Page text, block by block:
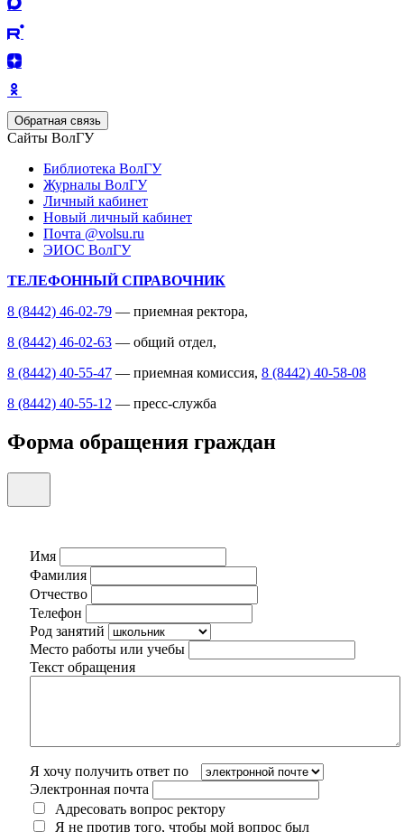
Обратная связь
Сайты ВолГУ
Библиотека ВолГУ
Журналы ВолГУ
Личный кабинет
Новый личный кабинет
Почта @volsu.ru
ЭИОС ВолГУ
ТЕЛЕФОННЫЙ СПРАВОЧНИК
8 (8442) 46-02-79 — приемная ректора,
8 (8442) 46-02-63 — общий отдел,
8 (8442) 40-55-47 — приемная комиссия, 8 (8442) 40-58-08
8 (8442) 40-55-12 — пресс-служба
Форма обращения граждан
Имя
Фамилия
Отчество
Телефон
Род занятий
Место работы или учебы
Текст обращения
Я хочу получить ответ по
Электронная почта
Адресовать вопрос ректору
Я не против того, чтобы мой вопрос был